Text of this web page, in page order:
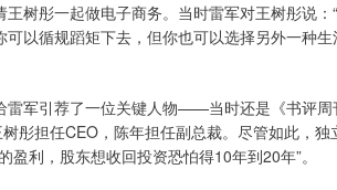
树彤一起做电子商务。当时雷军对王树彤说
以循规蹈矩下去，但你也可以选择另外一种生
军引荐了一位关键人物——当时还是《书评周
彤担任CEO，陈年担任副总裁。尽管如此，
利，股东想收回投资恐怕得10年到20年”。